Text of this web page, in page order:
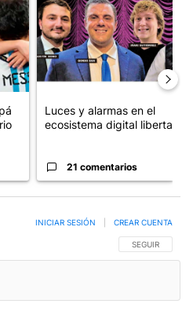
Luces y alarmas en el
ecosistema digital libertario
21 comentarios
SIGA ESTA
SEGUIR
INICIAR SESIÓN CREAR CUENTA